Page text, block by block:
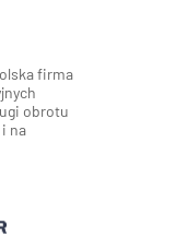
firma
obrotu
na